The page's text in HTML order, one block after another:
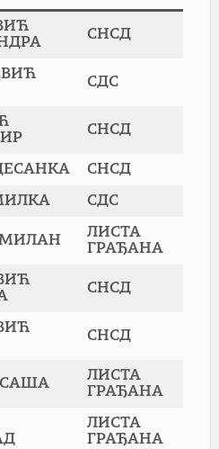
СНСД
СДС
СНСД
СНСД
СДС
ЛИСТА
ГРАЂАНА
СНСД
СНСД
ЛИСТА
ГРАЂАНА
ЛИСТА
ГРАЂАНА